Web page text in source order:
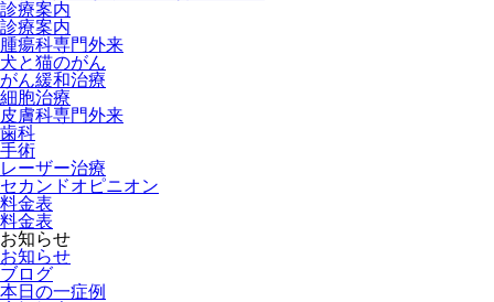
診療案内
診療案内
腫瘍科専門外来
犬と猫のがん
がん緩和治療
細胞治療
皮膚科専門外来
歯科
手術
レーザー治療
セカンドオピニオン
料金表
料金表
お知らせ
お知らせ
ブログ
本日の一症例